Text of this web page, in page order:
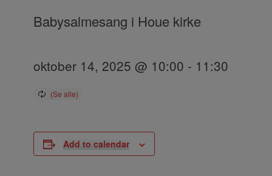
Babysalmesang i Houe kirke
oktober 14, 2025 @ 10:00 - 11:30
Add to calendar